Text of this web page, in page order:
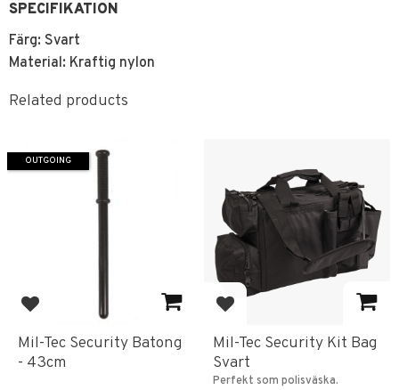
SPECIFIKATION
Färg: Svart
Material: Kraftig nylon
Related products
Add to favorites
Mil-Tec Security Batong
- 43cm
OUTGOING
Add to favorites
Mil-Tec Security Kit Bag
Svart
Perfekt som polisväska.